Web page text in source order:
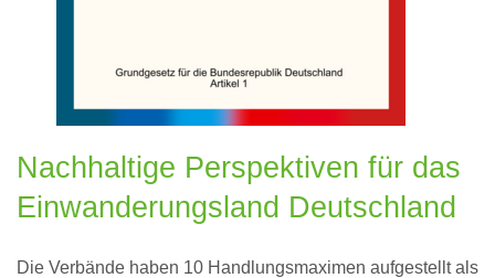
Nachhaltige Perspektiven für das
Einwanderungsland Deutschland
Die Verbände haben 10 Handlungsmaximen aufgestellt als